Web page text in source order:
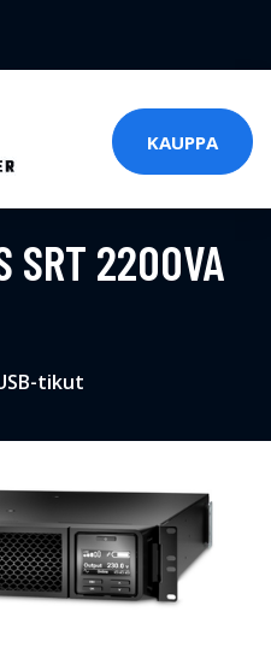
KAUPPA
SRT 2200VA
tikut